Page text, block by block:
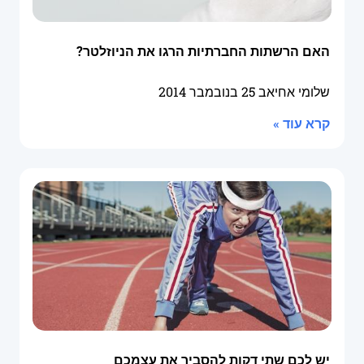
האם הרשתות החברתיות הרגו את הניוזלטר?
שלומי אחיאב25 בנובמבר 2014
קרא עוד »
יש לכם שתי דקות להסביר את עצמכם